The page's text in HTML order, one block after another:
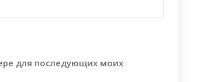
для последующих моих